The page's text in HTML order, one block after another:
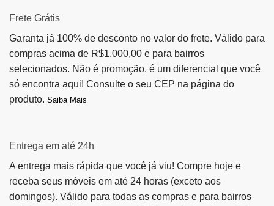
Frete Grátis
Garanta já 100% de desconto no valor do frete. Válido para
compras acima de R$1.000,00 e para bairros
selecionados. Não é promoção, é um diferencial que você
só encontra aqui! Consulte o seu CEP na página do
produto. Saiba Mais
Entrega em até 24h
A entrega mais rápida que você já viu! Compre hoje e
receba seus móveis em até 24 horas (exceto aos
domingos). Válido para todas as compras e para bairros